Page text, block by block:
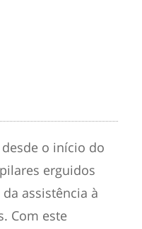
desde o início do
erguidos
assistência à
Com este